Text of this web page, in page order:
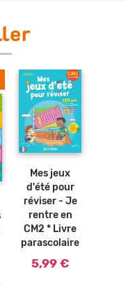
Ajouter
au
Mes jeux
d'été pour
réviser - Je
rentre en
CM2 * Livre
parascolaire
5,99 €